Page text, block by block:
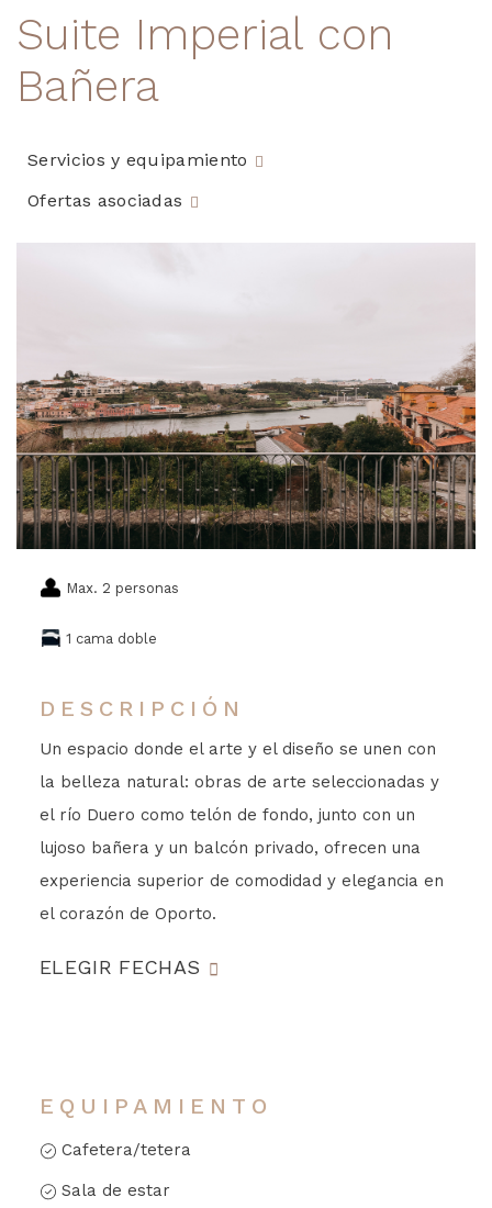
Suite Imperial con
Bañera
Servicios y equipamiento
Ofertas asociadas
Max. 2 personas
1 cama doble
DESCRIPCIÓN
Un espacio donde el arte y el diseño se unen con
la belleza natural: obras de arte seleccionadas y
el río Duero como telón de fondo, junto con un
lujoso bañera y un balcón privado, ofrecen una
experiencia superior de comodidad y elegancia en
el corazón de Oporto.
ELEGIR FECHAS
EQUIPAMIENTO
Cafetera/tetera
Sala de estar